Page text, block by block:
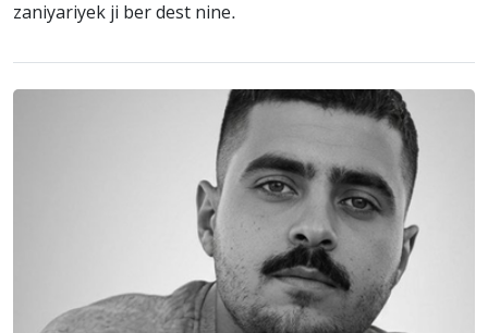
zaniyariyek ji ber dest nine.